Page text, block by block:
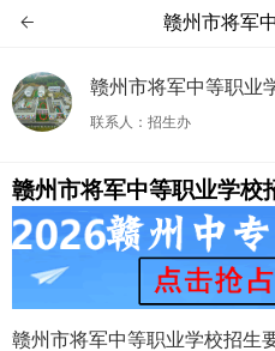
 赣州市将军
赣州市将军中等职业
联系人：招生办
赣州市将军中等职业学校
赣州市将军中等职业学校招生